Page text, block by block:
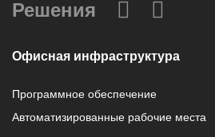
Решения
Офисная инфраструктура
Программное обеспечение
Автоматизированные рабочие места